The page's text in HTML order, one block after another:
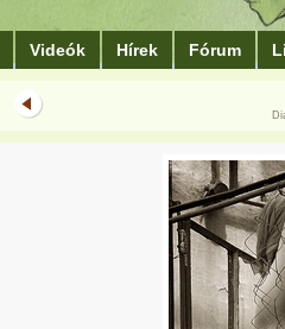
Videók Hírek Fórum